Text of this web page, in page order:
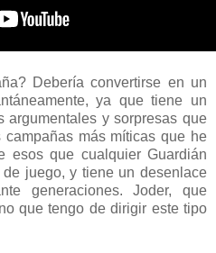
Debería convertirse en un
ya que tiene un
argumentales y sorpresas que
más míticas que he
esos que cualquier Guardián
juego, y tiene un desenlace
generaciones. Joder, que
que tengo de dirigir este tipo